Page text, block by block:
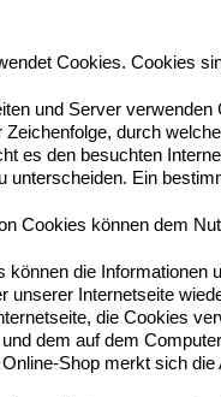
Cookies. Cookies
und Server
Zeichenfolge, durch
es den besuchten
unterscheiden. Ein
Cookies können dem
können die Informationen
unserer Internetseite
die Cookies
dem auf dem
Shop merkt sich